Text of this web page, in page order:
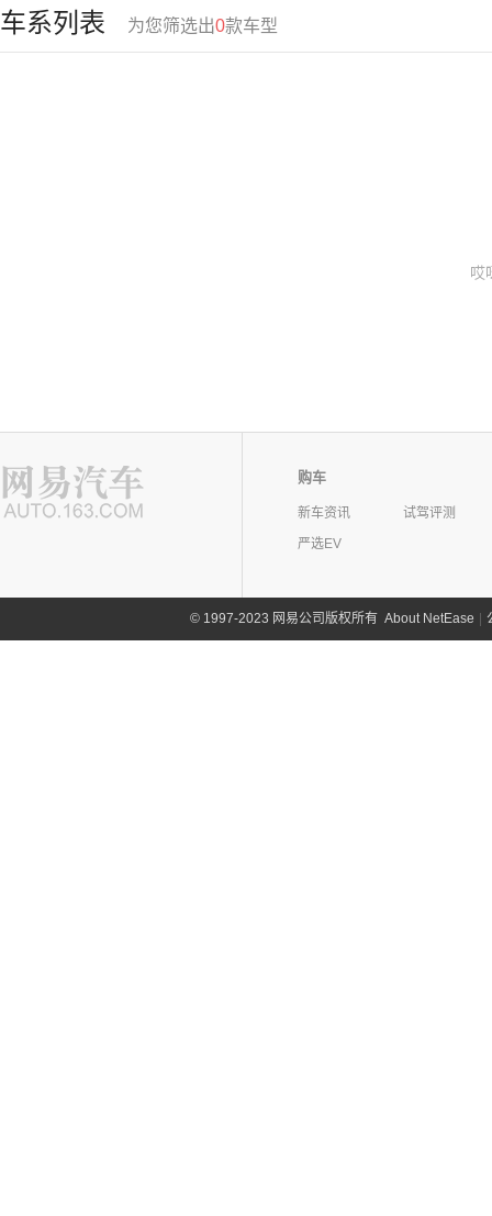
车系列表 为您筛选出0款车型
哎
购车
新车资讯
试驾评测
严选EV
©1997-2023 网易公司版权所有 About NetEase